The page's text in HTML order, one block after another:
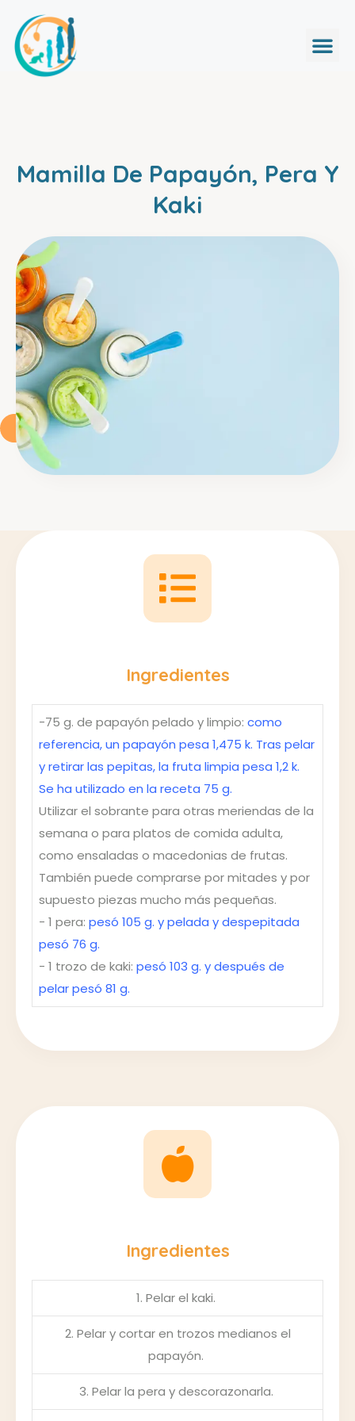
Mamilla De Papayón, Pera Y
Kaki
Ingredientes
-75 g. de papayón pelado y limpio: como
referencia, un papayón pesa 1,475 k. Tras pelar
y retirar las pepitas, la fruta limpia pesa 1,2 k.
Se ha utilizado en la receta 75 g.
Utilizar el sobrante para otras meriendas de la
semana o para platos de comida adulta,
como ensaladas o macedonias de frutas.
También puede comprarse por mitades y por
supuesto piezas mucho más pequeñas.
- 1 pera: pesó 105 g. y pelada y despepitada
pesó 76 g.
- 1 trozo de kaki: pesó 103 g. y después de
pelar pesó 81 g.
Ingredientes
1. Pelar el kaki.
2. Pelar y cortar en trozos medianos el
papayón.
3. Pelar la pera y descorazonarla.